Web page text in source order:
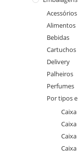
Acessórios
Alimentos
Bebidas
Cartuchos
Delivery
Palheiros
Perfumes
Por tipos